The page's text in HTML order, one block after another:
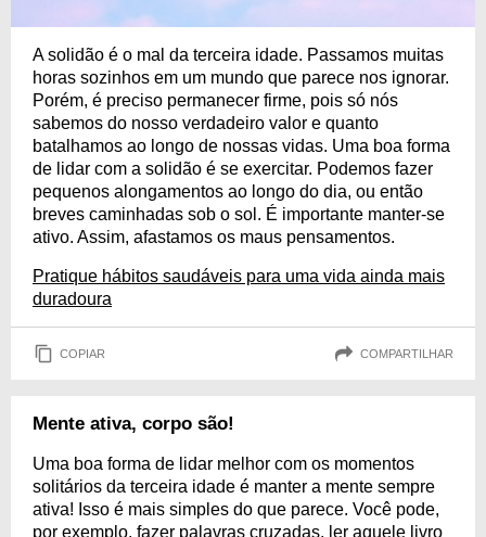
A solidão é o mal da terceira idade. Passamos muitas
horas sozinhos em um mundo que parece nos ignorar.
Porém, é preciso permanecer firme, pois só nós
sabemos do nosso verdadeiro valor e quanto
batalhamos ao longo de nossas vidas. Uma boa forma
de lidar com a solidão é se exercitar. Podemos fazer
pequenos alongamentos ao longo do dia, ou então
breves caminhadas sob o sol. É importante manter-se
ativo. Assim, afastamos os maus pensamentos.
Pratique hábitos saudáveis para uma vida ainda mais
duradoura
COPIAR COMPARTILHAR
Mente ativa, corpo são!
Uma boa forma de lidar melhor com os momentos
solitários da terceira idade é manter a mente sempre
ativa! Isso é mais simples do que parece. Você pode,
por exemplo, fazer palavras cruzadas, ler aquele livro